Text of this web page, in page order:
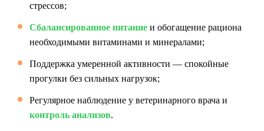
стрессов;
Сбалансированное питание и обогащение рациона
необходимыми витаминами и минералами;
Поддержка умеренной активности — спокойные
прогулки без сильных нагрузок;
Регулярное наблюдение у ветеринарного врача и
контроль анализов.